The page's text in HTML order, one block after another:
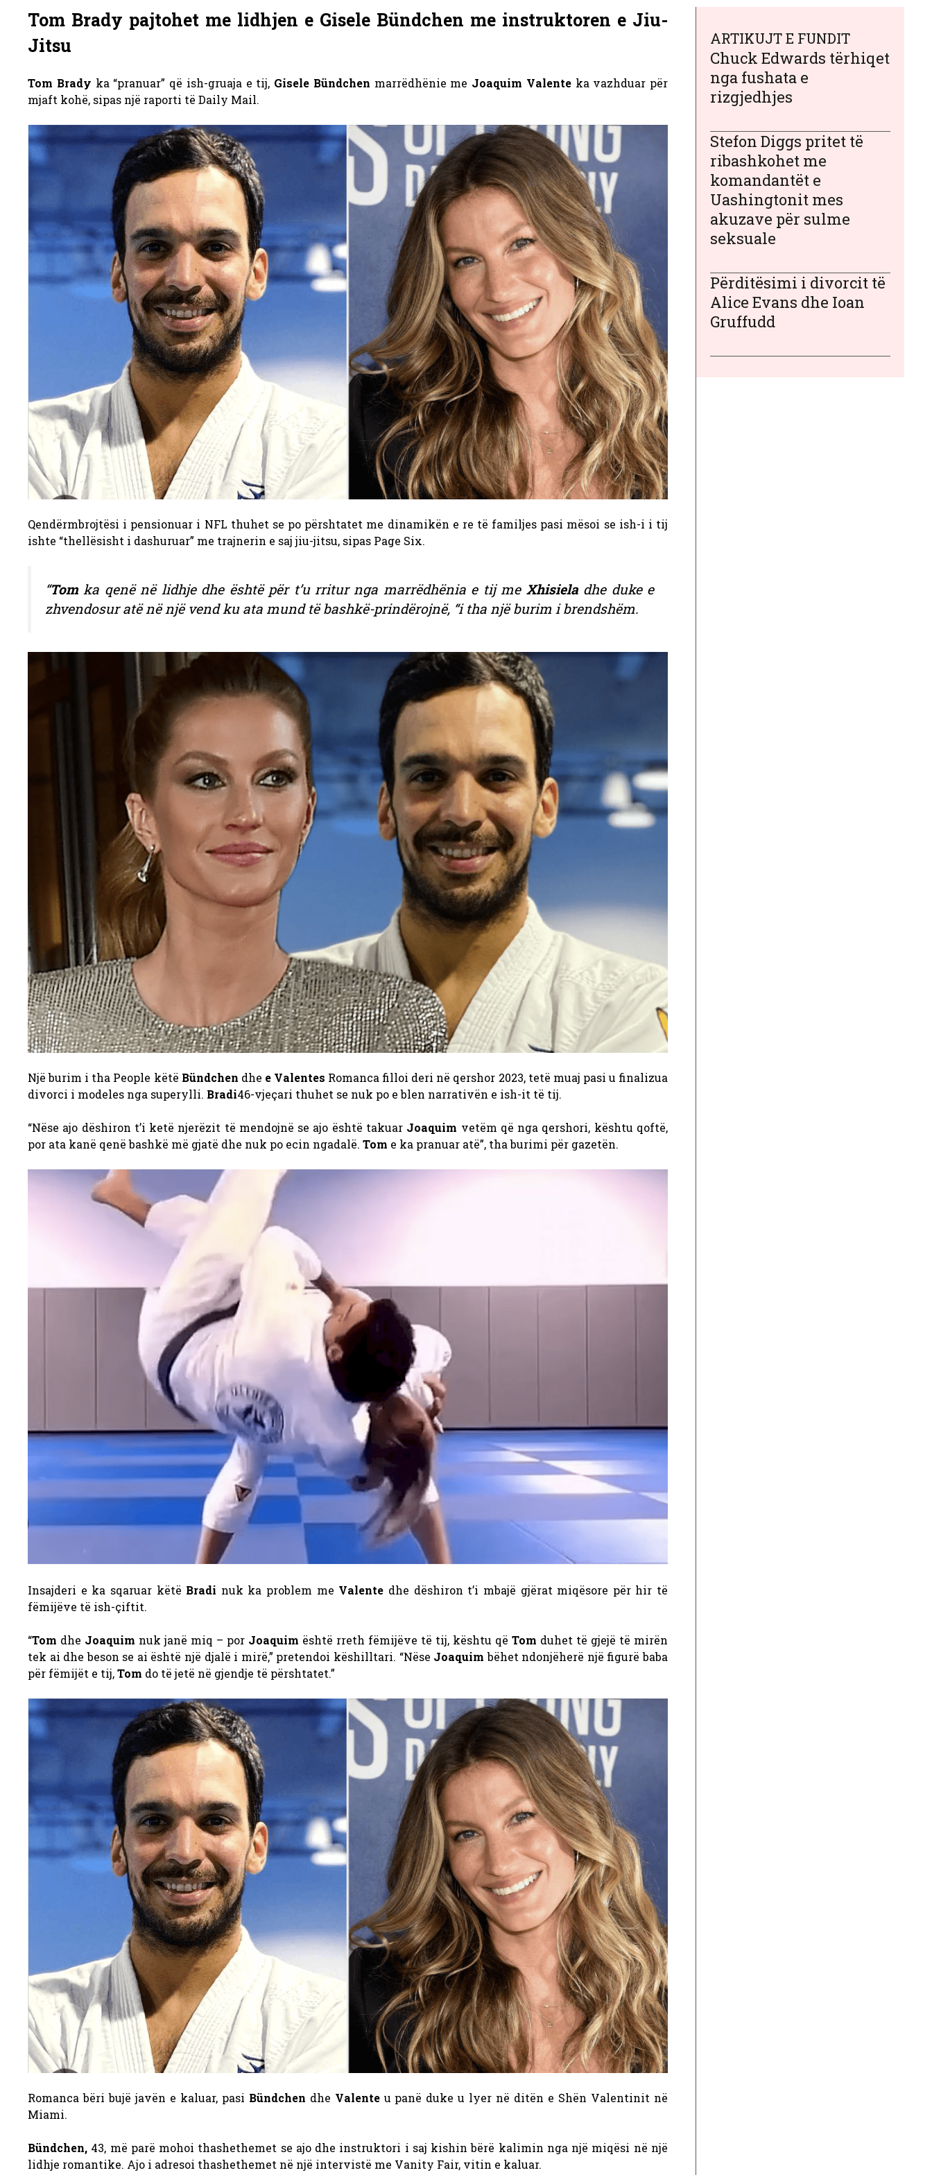
Tom Brady pajtohet me lidhjen e Gisele Bündchen me instruktoren e Jiu-
Jitsu
Tom Brady ka “pranuar” që ish-gruaja e tij, Gisele Bündchen marrëdhënie me Joaquim Valenteka vazhduar për
mjaft kohë, sipas një raporti të Daily Mail.
Qendërmbrojtësi i pensionuar i NFL thuhet se po përshtatet me dinamikën e re të familjes pasi mësoi se ish-i i tij
ishte “thellësisht i dashuruar” me trajnerin e saj jiu-jitsu, sipas Page Six.
“Tom ka qenë në lidhje dhe është për t’u rritur nga marrëdhënia e tij me Xhisiela dhe duke e
zhvendosur atë në një vend ku ata mund të bashkë-prindërojnë, “i tha një burim i brendshëm.
Një burim i tha People këtë Bündchen dhe e Valentes Romanca filloi deri në qershor 2023, tetë muaj pasi u finalizua
divorci i modeles nga superylli. Bradi46-vjeçari thuhet se nuk po e blen narrativën e ish-it të tij.
“Nëse ajo dëshiron t’i ketë njerëzit të mendojnë se ajo është takuar Joaquim vetëm që nga qershori, kështu qoftë,
por ata kanë qenë bashkë më gjatë dhe nuk po ecin ngadalë. Tom e ka pranuar atë”, tha burimi për gazetën.
Insajderi e ka sqaruar këtë Bradi nuk ka problem me Valente dhe dëshiron t’i mbajë gjërat miqësore për hir të
fëmijëve të ish-çiftit.
“Tom dhe Joaquim nuk janë miq – por Joaquim është rreth fëmijëve të tij, kështu që Tom duhet të gjejë të mirën
tek ai dhe beson se ai është një djalë i mirë,” pretendoi këshilltari. “Nëse Joaquimbëhet ndonjëherë një figurë baba
për fëmijët e tij,Tom do të jetë në gjendje të përshtatet.”
Romanca bëri bujë javën e kaluar, pasi Bündchen dhe Valente u panë duke u lyer në ditën e Shën Valentinit në
Miami.
Bündchen, 43, më parë mohoi thashethemet se ajo dhe instruktori i saj kishin bërë kalimin nga një miqësi në një
lidhje romantike. Ajo i adresoi thashethemet në një intervistë me Vanity Fair, vitin e kaluar.
ARTIKUJT E FUNDIT
Chuck Edwards tërhiqet
nga fushata e
rizgjedhjes
Stefon Diggs pritet të
ribashkohet me
komandantët e
Uashingtonit mes
akuzave për sulme
seksuale
Përditësimi i divorcit të
Alice Evans dhe Ioan
Gruffudd